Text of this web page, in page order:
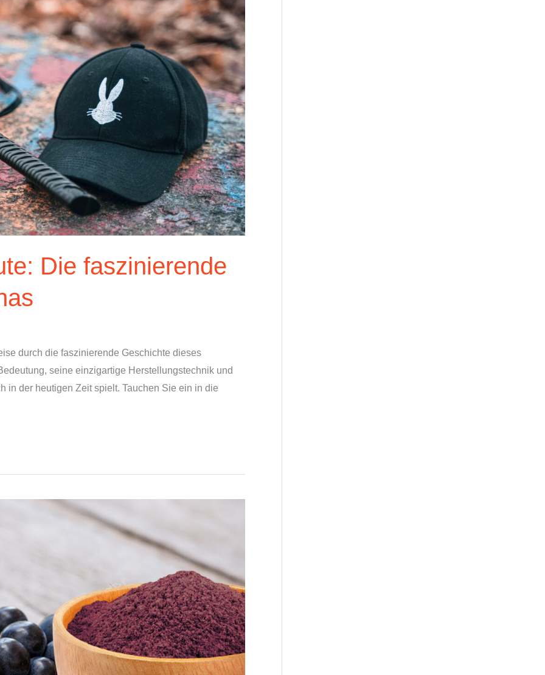
Die faszinierende
durch die faszinierende Geschichte dieses
seine einzigartige Herstellungstechnik und
in der heutigen Zeit spielt. Tauchen Sie ein in die